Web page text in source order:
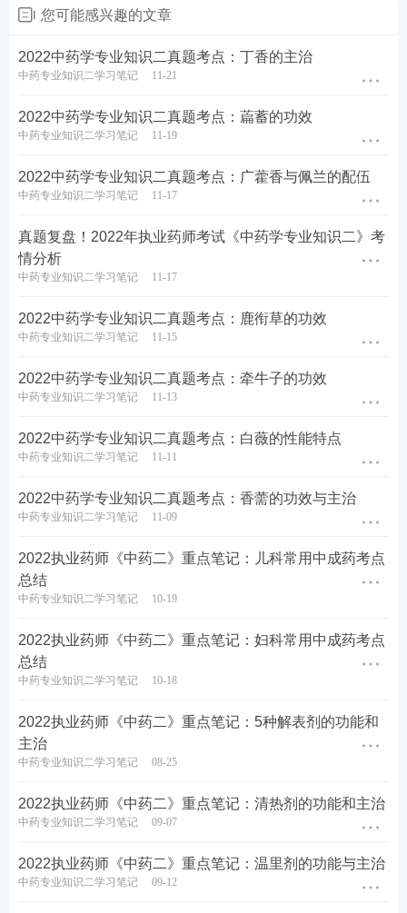
您可能感兴趣的文章
2022中药学专业知识二真题考点：丁香的主治
中药专业知识二学习笔记 11-21
2022中药学专业知识二真题考点：萹蓄的功效
中药专业知识二学习笔记 11-19
2022中药学专业知识二真题考点：广藿香与佩兰的配伍
中药专业知识二学习笔记 11-17
真题复盘！2022年执业药师考试《中药学专业知识二》考
情分析
中药专业知识二学习笔记 11-17
2022中药学专业知识二真题考点：鹿衔草的功效
中药专业知识二学习笔记 11-15
2022中药学专业知识二真题考点：牵牛子的功效
中药专业知识二学习笔记 11-13
2022中药学专业知识二真题考点：白薇的性能特点
中药专业知识二学习笔记 11-11
2022中药学专业知识二真题考点：香薷的功效与主治
中药专业知识二学习笔记 11-09
2022执业药师《中药二》重点笔记：儿科常用中成药考点
总结
中药专业知识二学习笔记 10-19
2022执业药师《中药二》重点笔记：妇科常用中成药考点
总结
中药专业知识二学习笔记 10-18
2022执业药师《中药二》重点笔记：5种解表剂的功能和
主治
中药专业知识二学习笔记 08-25
2022执业药师《中药二》重点笔记：清热剂的功能和主治
中药专业知识二学习笔记 09-07
2022执业药师《中药二》重点笔记：温里剂的功能与主治
中药专业知识二学习笔记 09-12